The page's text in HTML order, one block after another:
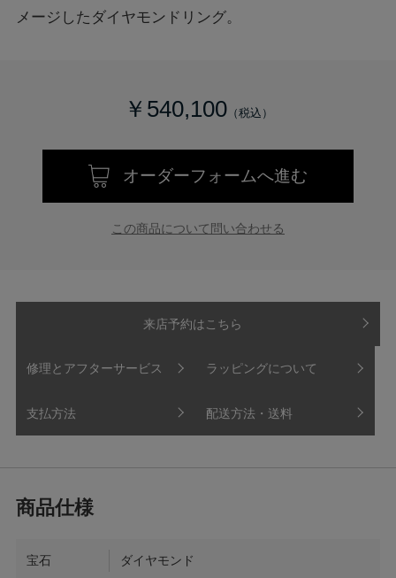
メージしたダイヤモンドリング。
￥540,100
オーダーフォームへ進む
この商品について問い合わせる
来店予約はこちら
修理とアフターサービス ラッピングについて
支払方法 配送方法・送料
宝石 ダイヤモンド